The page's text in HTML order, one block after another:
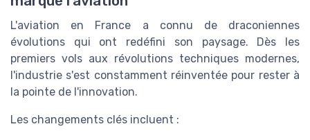
L'aviation en France a connu de draconiennes
évolutions qui ont redéfini son paysage. Dès les
premiers vols aux révolutions techniques modernes,
l'industrie s'est constamment réinventée pour rester à
la pointe de l'innovation.
Les changements clés incluent :